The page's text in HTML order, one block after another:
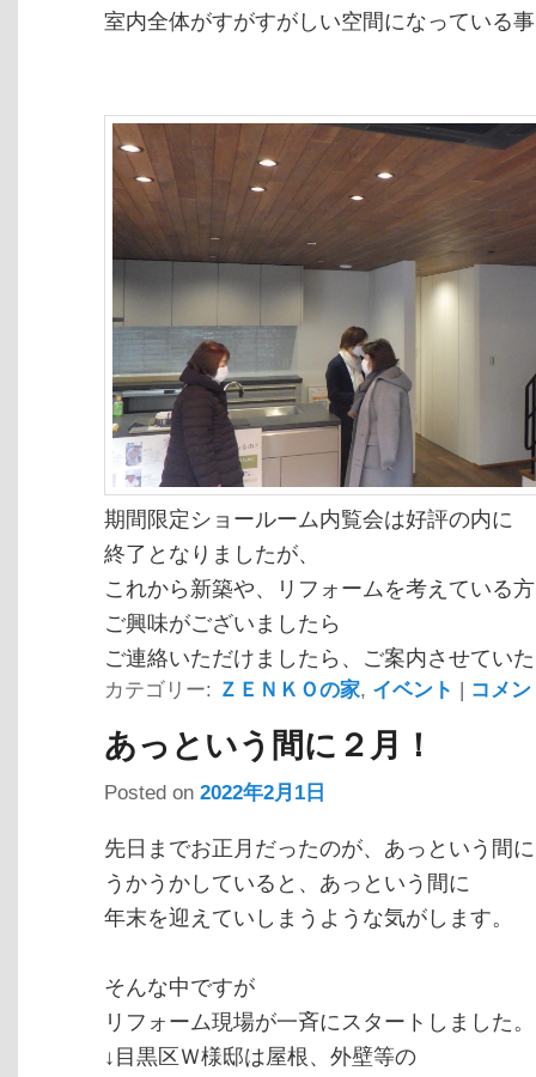
室内全体がすがすがしい空間になっている
期間限定ショールーム内覧会は好評の内に
終了となりましたが、
これから新築や、リフォームを考えている
ご興味がございましたら
ご連絡いただけましたら、ご案内させてい
カテゴリー: ＺＥＮＫＯの家, イベント | コメ
あっという間に２月！
Posted on2022年2月1日
先日までお正月だったのが、あっという間
うかうかしていると、あっという間に
年末を迎えていしまうような気がします。
そんな中ですが
リフォーム現場が一斉にスタートしました。
↓目黒区Ｗ様邸は屋根、外壁等の